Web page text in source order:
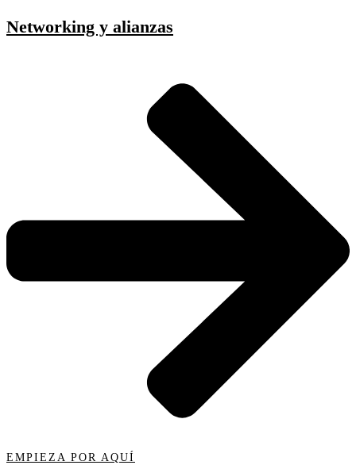
Networking y alianzas
EMPIEZA POR AQUÍ